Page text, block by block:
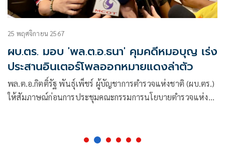
25 พฤศจิกายน 2567
ผบ.ตร. มอบ 'พล.ต.อ.ธนา' คุมคดีหมอบุญ เร่ง
ประสานอินเตอร์โพลออกหมายแดงล่าตัว
พล.ต.อ.กิตติ์รัฐ พันธุ์เพ็ชร์ ผู้บัญชาการตำรวจแห่งชาติ (ผบ.ตร.)
ให้สัมภาษณ์ก่อนการประชุมคณะกรรมการนโยบายตำรวจแห่ง